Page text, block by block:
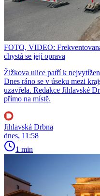
FOTO, VIDEO:
chystá se její oprava
Žižkova ulice patří k
Dnes ráno se v úseku mezi
uzavřela. Redakce Jihlavské
přímo na místě.
Jihlavská Drbna
dnes, 11:58
1 min